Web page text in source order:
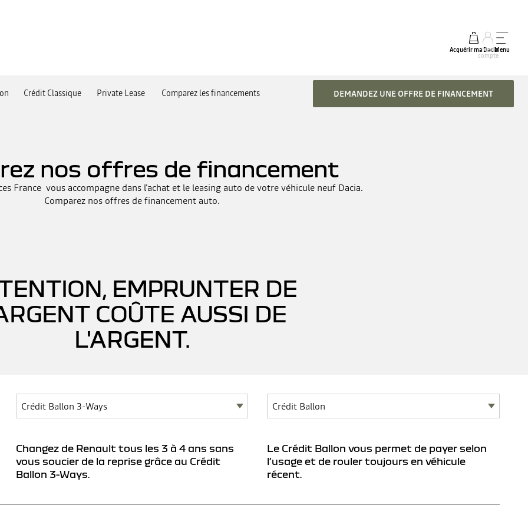
Acquérir ma Dacia
Mon
compte
Menu
Crédit Classique Private Lease Comparez les financements DEMANDEZ UNE OFFRE DE FINANCEMENT
nos offres de financement
France vous accompagne dans l'achat et le leasing auto de votre véhicule neuf Dacia.
Comparez nos offres de financement auto.
EMPRUNTER DE
COÛTE AUSSI DE
L'ARGENT.
Changez de Renault tous les 3 à 4 ans sans
vous soucier de la reprise grâce au Crédit
Ballon 3-Ways.
Le Crédit Ballon vous permet de payer selon
l’usage et de rouler toujours en véhicule
récent.